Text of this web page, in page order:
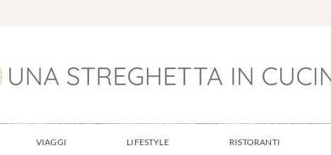
VIAGGI LIFESTYLE RISTORANTI